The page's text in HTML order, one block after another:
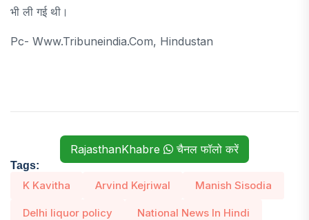
भी ली गई थी।
Pc- Www.tribuneindia.com, Hindustan
RajasthanKhabre चैनल फॉलो करें
Tags:
K Kavitha Arvind Kejriwal Manish Sisodia
Delhi liquor policy National News In Hindi